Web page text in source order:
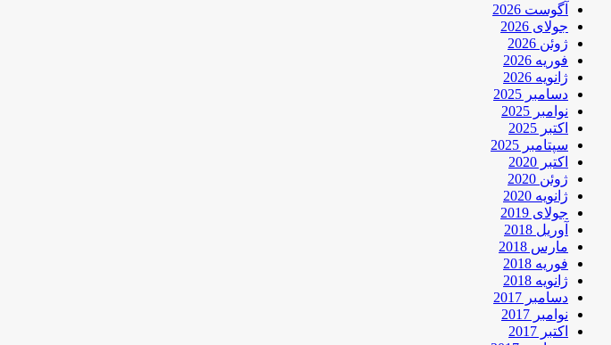
آگوست 2026
جولای 2026
ژوئن 2026
فوریه 2026
ژانویه 2026
دسامبر 2025
نوامبر 2025
اکتبر 2025
سپتامبر 2025
اکتبر 2020
ژوئن 2020
ژانویه 2020
جولای 2019
آوریل 2018
مارس 2018
فوریه 2018
ژانویه 2018
دسامبر 2017
نوامبر 2017
اکتبر 2017